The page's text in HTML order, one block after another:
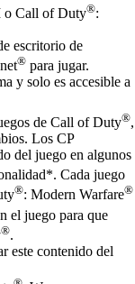
o Call of Duty®:
escritorio de
® para jugar.
y solo es accesible a
de Call of Duty®,
Los CP
del juego en algunos
Cada juego
®: Modern Warfare®
el juego para que
®.
este contenido del